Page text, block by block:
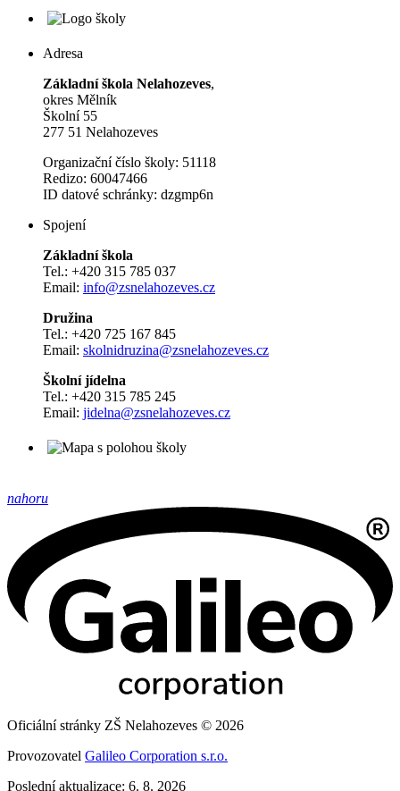
Adresa
Základní škola Nelahozeves,
okres Mělník
Školní 55
277 51 Nelahozeves
Organizační číslo školy: 51118
Redizo: 60047466
ID datové schránky: dzgmp6n
Spojení
Základní škola
Tel.: +420 315 785 037
Email: info@zsnelahozeves.cz
Družina
Tel.: +420 725 167 845
Email: skolnidruzina@zsnelahozeves.cz
Školní jídelna
Tel.: +420 315 785 245
Email: jidelna@zsnelahozeves.cz
nahoru
Oficiální stránky ZŠ Nelahozeves © 2026
Provozovatel Galileo Corporation s.r.o.
Poslední aktualizace: 6. 8. 2026